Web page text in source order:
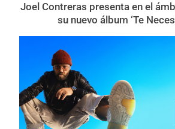
Joel Contreras presenta en el
su nuevo álbum ‘Te